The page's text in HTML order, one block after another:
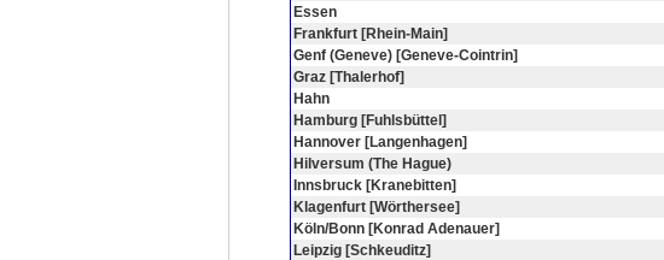
Essen
Frankfurt [Rhein-Main]
Genf (Geneve) [Geneve-Cointrin]
Graz [Thalerhof]
Hahn
Hamburg [Fuhlsbüttel]
Hannover [Langenhagen]
Hilversum (The Hague)
Innsbruck [Kranebitten]
Klagenfurt [Wörthersee]
Köln/Bonn [Konrad Adenauer]
Leipzig [Schkeuditz]